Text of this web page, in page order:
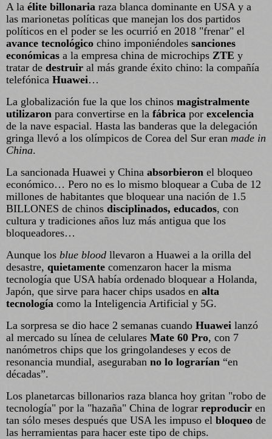
A la élite billonaria raza blanca dominante en USA y a
las marionetas políticas que manejan los dos partidos
políticos en el poder se les ocurrió en 2018 "frenar" el
avance tecnológico chino imponiéndoles sanciones
económicas a la empresa china de microchips ZTE y
tratar de destruir al más grande éxito chino: la compañía
telefónica Huawei…
La globalización fue la que los chinos magistralmente
utilizaron para convertirse en la fábrica por excelencia
de la nave espacial. Hasta las banderas que la delegación
gringa llevó a los olímpicos de Corea del Sur eran made in
China.
La sancionada Huawei y China absorbieron el bloqueo
económico… Pero no es lo mismo bloquear a Cuba de 12
millones de habitantes que bloquear una nación de 1.5
BILLONES de chinos disciplinados, educados, con
cultura y tradiciones años luz más antigua que los
bloqueadores…
Aunque los blue blood llevaron a Huawei a la orilla del
desastre, quietamente comenzaron hacer la misma
tecnología que USA había ordenado bloquear a Holanda,
Japón, que sirve para hacer chips usados en alta
tecnología como la Inteligencia Artificial y 5G.
La sorpresa se dio hace 2 semanas cuando Huawei lanzó
al mercado su línea de celulares Mate 60 Pro, con 7
nanómetros chips que los gringolandeses y ecos de
resonancia mundial, aseguraban no lo lograrían “en
décadas”.
Los planetarcas billonarios raza blanca hoy gritan "robo de
tecnología" por la "hazaña" China de lograr reproducir en
tan sólo meses después que USA les impuso el bloqueo de
las herramientas para hacer este tipo de chips.